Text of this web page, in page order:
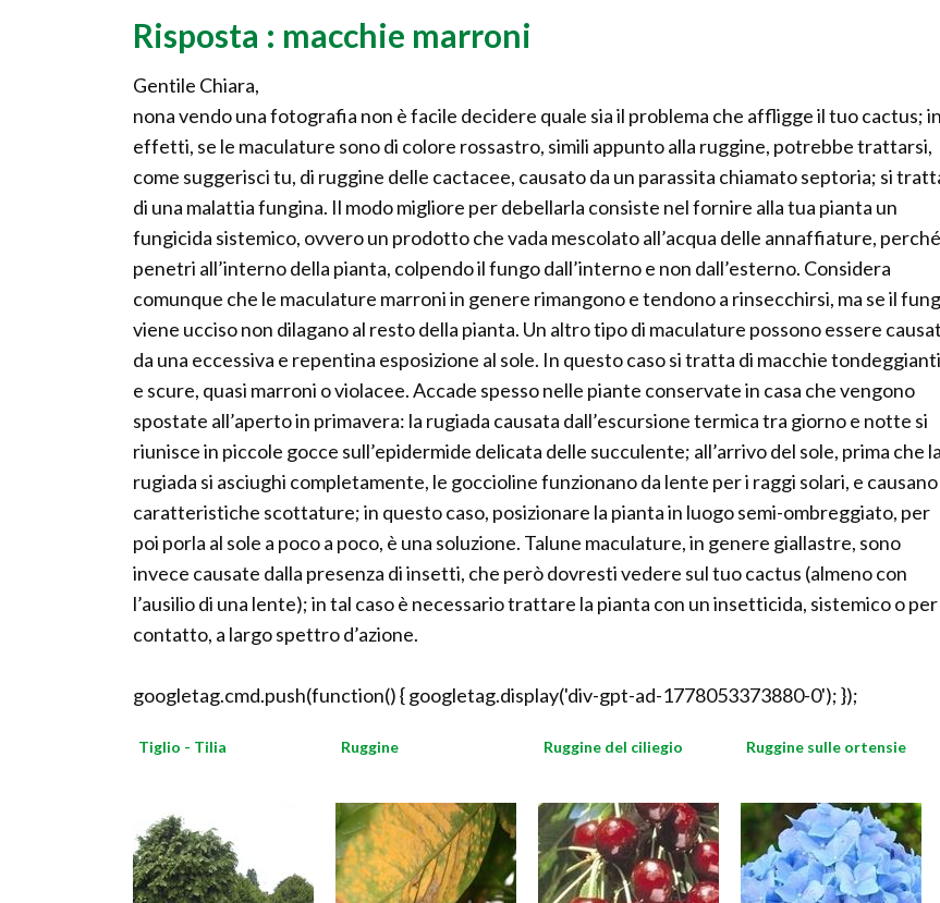
Risposta : macchie marroni
Gentile Chiara,
nona vendo una fotografia non è facile decidere quale sia il problema che affligge il tuo cactus; in
effetti, se le maculature sono di colore rossastro, simili appunto alla ruggine, potrebbe trattarsi,
come suggerisci tu, di ruggine delle cactacee, causato da un parassita chiamato septoria; si
di una malattia fungina. Il modo migliore per debellarla consiste nel fornire alla tua pianta un
fungicida sistemico, ovvero un prodotto che vada mescolato all’acqua delle annaffiature, perché
penetri all’interno della pianta, colpendo il fungo dall’interno e non dall’esterno. Considera
comunque che le maculature marroni in genere rimangono e tendono a rinsecchirsi, ma se il
viene ucciso non dilagano al resto della pianta. Un altro tipo di maculature possono essere
da una eccessiva e repentina esposizione al sole. In questo caso si tratta di macchie tondeggianti
e scure, quasi marroni o violacee. Accade spesso nelle piante conservate in casa che vengono
spostate all’aperto in primavera: la rugiada causata dall’escursione termica tra giorno e notte si
riunisce in piccole gocce sull’epidermide delicata delle succulente; all’arrivo del sole, prima che la
rugiada si asciughi completamente, le goccioline funzionano da lente per i raggi solari, e causano
caratteristiche scottature; in questo caso, posizionare la pianta in luogo semi-ombreggiato, per
poi porla al sole a poco a poco, è una soluzione. Talune maculature, in genere giallastre, sono
invece causate dalla presenza di insetti, che però dovresti vedere sul tuo cactus (almeno con
l’ausilio di una lente); in tal caso è necessario trattare la pianta con un insetticida, sistemico o per
contatto, a largo spettro d’azione.
googletag.cmd.push(function() { googletag.display('div-gpt-ad-1778053373880-0'); });
Tiglio - Tilia Ruggine Ruggine del ciliegio Ruggine sulle ortensie